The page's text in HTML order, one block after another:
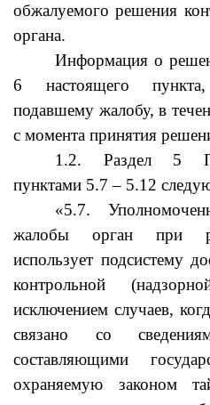
обжалуемого решения
органа.
Информация о
6 настоящего
подавшему жалобу, в
с момента принятия
1.2. Раздел 5
пунктами 5.7 – 5.12
«5.7.
жалобы орган при
использует подсистему
контрольной
исключением случаев,
связано со
составляющими
охраняемую законом